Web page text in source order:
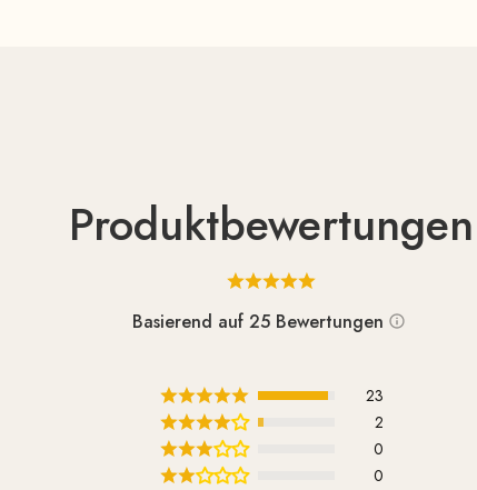
Produktbewertungen
Basierend auf 25 Bewertungen
23
2
0
0